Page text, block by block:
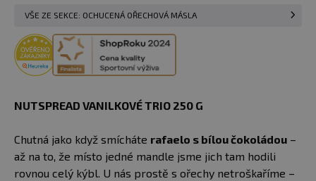
VŠE ZE SEKCE: OCHUCENÁ OŘECHOVÁ MÁSLA
NUTSPREAD VANILKOVÉ TRIO 250 G
Chutná jako když smícháte rafaelo s bílou čokoládou –
až na to, že místo jedné mandle jsme jich tam hodili
rovnou celý kýbl. U nás prostě s ořechy netroškaříme –